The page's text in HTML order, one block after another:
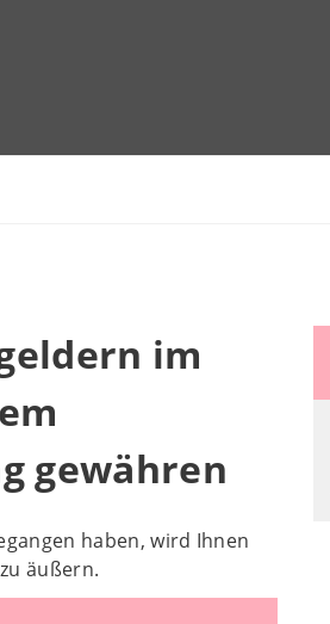
im
gewähren
haben, wird Ihnen
äußern.